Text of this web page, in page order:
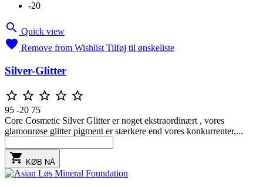
-20
 Quick view
 Remove from Wishlist Tilføj til ønskeliste
Silver-Glitter
    
95 -20 75
Core Cosmetic Silver Glitter er noget ekstraordinært , vores
glamourøse glitter pigment er stærkere end vores konkurrenter,...
 KØB NÅ